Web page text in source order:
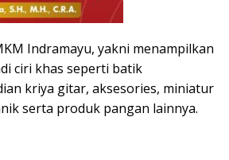
Indramayu, yakni menampilkan
ciri khas seperti batik
kriya gitar, aksesories, miniatur
serta produk pangan lainnya.